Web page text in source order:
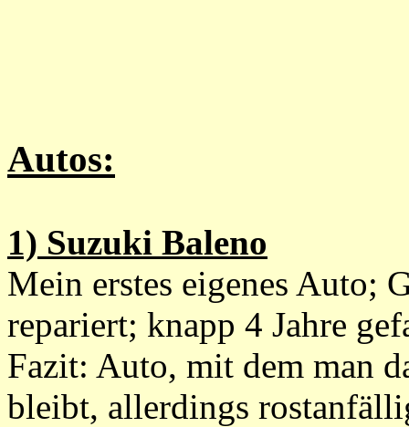
Autos:
1) Suzuki Baleno
Mein erstes eigenes Auto;
repariert; knapp 4 Jahre
Fazit: Auto, mit dem man
bleibt, allerdings